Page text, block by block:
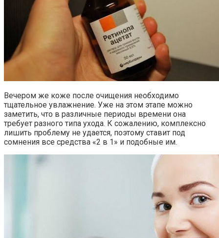
Вечером же коже после очищения необходимо
тщательное увлажнение. Уже на этом этапе можно
заметить, что в различные периоды времени она
требует разного типа ухода. К сожалению, комплексно
лишить проблему не удается, поэтому ставит под
сомнения все средства «2 в 1» и подобные им.